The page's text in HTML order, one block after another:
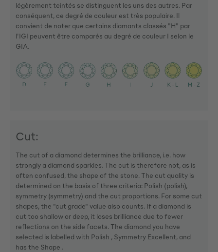
légèrement teintés se distinguent les uns des autres. Par
conséquent, ce degré de couleur est très populaire. Il
convient de noter que certains diamants classés "H" par
l'IGI peuvent être comparés au degré de couleur I selon le
GIA.
Cut:
The cut of a diamond determines the brilliance, i.e. how
strongly a diamond sparkles. The cut is therefore not, as is
often confused, the shape of the stone. The cut quality is
determined on the basis of three criteria: Polish (polish),
symmetry (symmetry) and the cut proportions. For some cut
shapes, the "cut grade" value also counts. If a diamond is
cut too shallow or deep, it loses brilliance due to fewer
reflections on the side facets. The diamond you have
selected is labelled with Polish , Symmetry Excellent, and
has the Shape .